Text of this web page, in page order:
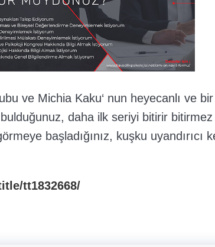
ve Michia Kaku‘ nun heyecanlı ve
daha ilk seriyi bitirir
başladığınız, kuşku uyandırıcı
tt1832668/